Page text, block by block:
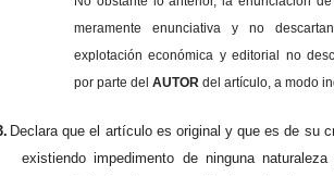
meramente enunciativa y no
explotación económica y editorial no
por parte del AUTORdel artículo, a modo
Declara que el artículo es original y que es de su
existiendo impedimento de ninguna